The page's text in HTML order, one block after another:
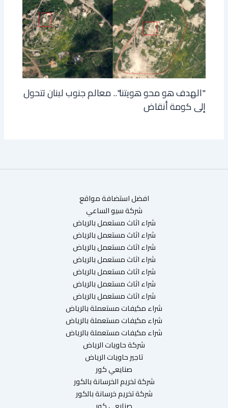
"الهدف هو محو هويتنا".. معالم جنوب لبنان تتحول
إلى كومة أنقاض
افضل استضافة مواقع
شركة سيو الساعي
شراء اثاث مستعمل بالرياض
شراء اثاث مستعمل بالرياض
شراء اثاث مستعمل بالرياض
شراء اثاث مستعمل بالرياض
شراء اثاث مستعمل بالرياض
شراء اثاث مستعمل بالرياض
شراء اثاث مستعمل بالرياض
شراء مكيفات مستعملة بالرياض
شراء مكيفات مستعملة بالرياض
شراء مكيفات مستعملة بالرياض
شركة حاويات الرياض
تاجير حاويات الرياض
صنايعي كور
شركة تخريم الخرسانة بالكور
شركة تخريم خرسانة بالكور